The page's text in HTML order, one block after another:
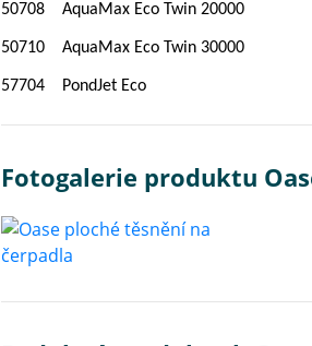
50708 AquaMax Eco Twin 20000
50710 AquaMax Eco Twin 30000
57704 PondJet Eco
Fotogalerie produktu